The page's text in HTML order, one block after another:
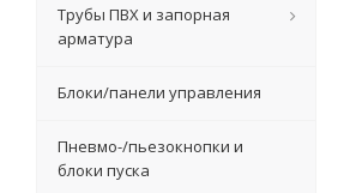
Трубы ПВХ и запорная
арматура
Блоки/панели управления
Пневмо-/пьезокнопки и
блоки пуска